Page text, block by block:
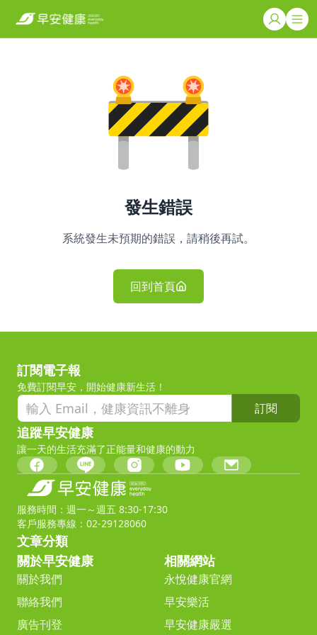
發生錯誤
系統發生未預期的錯誤，請稍後再試。
回到首頁
訂閱電子報
免費訂閱早安，開始健康新生活！
訂閱
追蹤早安健康
讓一天的生活充滿了正能量和健康的動力
服務時間：週一～週五 8:30-17:30
客戶服務專線：02-29128060
文章分類
關於早安健康
關於我們
聯絡我們
廣告刊登
相關網站
永悅健康官網
早安樂活
早安健康嚴選